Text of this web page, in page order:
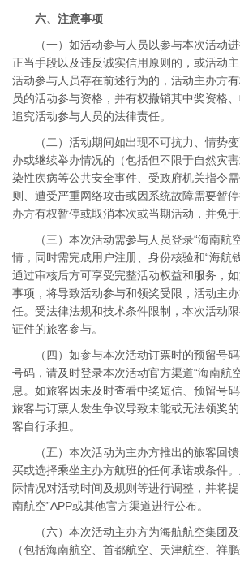
六、注意事项
（一）如活动参与人员以参与本次活动进
正当手段以及违反诚实信用原则的，或活动
活动参与人员存在前述行为的，活动主办方
员的活动参与资格，并有权撤销其中奖资格
追究活动参与人员的法律责任。
（二）活动期间如出现不可抗力、情势变
办或继续举办情况的（包括但不限于自然灾
染性疾病等公共安全事件、受政府机关指令
则、遭受严重网络攻击或因系统故障需要暂
办方有权暂停或取消本次或当期活动，并免于
（三）本次活动需参与人员登录“海南航
情，同时需完成用户注册、身份核验和“海航
通过审核后方可享受完整活动权益和服务，
事项，将导致活动参与和领奖受限，活动主
任。受法律法规和技术条件限制，本次活动
证件的旅客参与。
（四）如参与本次活动订票时的预留号码
号码，请及时登录本次活动官方渠道“海南航
息。如旅客因未及时查看中奖短信、预留号
旅客与订票人发生争议导致未能或无法领奖
客自行承担。
（五）本次活动为主办方推出的旅客回馈
买或选择乘坐主办方航班的任何承诺或条件
际情况对活动时间及规则等进行调整，并将
南航空”APP或其他官方渠道进行公布。
（六）本次活动主办方为海航航空集团及
（包括海南航空、首都航空、天津航空、祥